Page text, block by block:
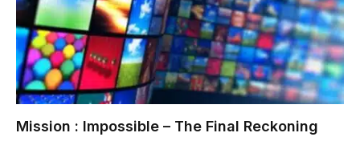
Mission : Impossible – The Final Reckoning